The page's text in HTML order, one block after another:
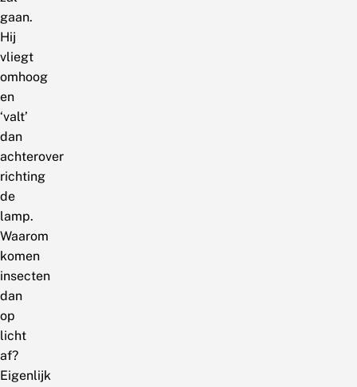
gaan.
Hij
vliegt
omhoog
en
‘valt’
dan
achterover
richting
de
lamp.
Waarom
komen
insecten
dan
op
licht
af?
Eigenlijk